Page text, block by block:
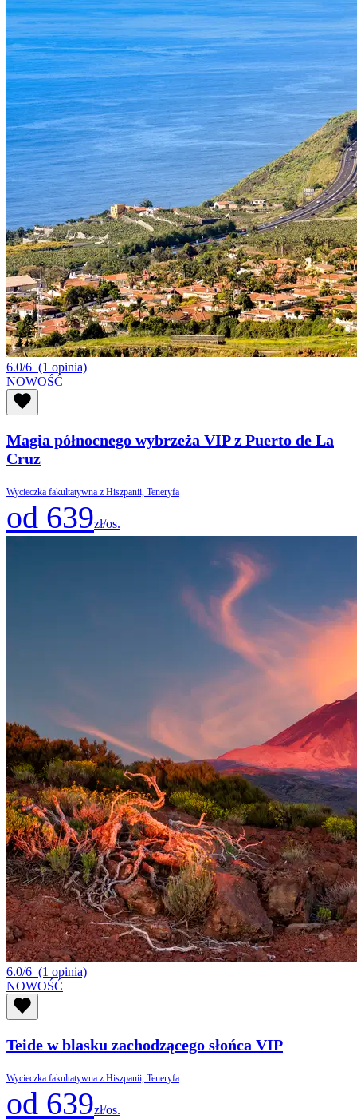
6.0/6 (1 opinia)
NOWOŚĆ
Magia północnego wybrzeża VIP z Puerto de La
Cruz
Wycieczka fakultatywna z Hiszpanii, Teneryfa
od 639zł/os.
6.0/6 (1 opinia)
NOWOŚĆ
Teide w blasku zachodzącego słońca VIP
Wycieczka fakultatywna z Hiszpanii, Teneryfa
od 639zł/os.